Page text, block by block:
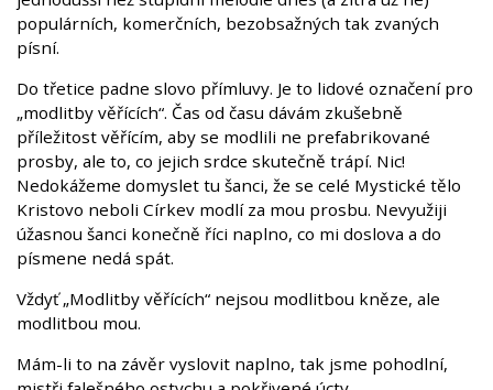
populárních, komerčních, bezobsažných tak zvaných
písní.
Do třetice padne slovo přímluvy. Je to lidové označení pro
„modlitby věřících“. Čas od času dávám zkušebně
příležitost věřícím, aby se modlili ne prefabrikované
prosby, ale to, co jejich srdce skutečně trápí. Nic!
Nedokážeme domyslet tu šanci, že se celé Mystické tělo
Kristovo neboli Církev modlí za mou prosbu. Nevyužiji
úžasnou šanci konečně říci naplno, co mi doslova a do
písmene nedá spát.
Vždyť „Modlitby věřících“ nejsou modlitbou kněze, ale
modlitbou mou.
Mám-li to na závěr vyslovit naplno, tak jsme pohodlní,